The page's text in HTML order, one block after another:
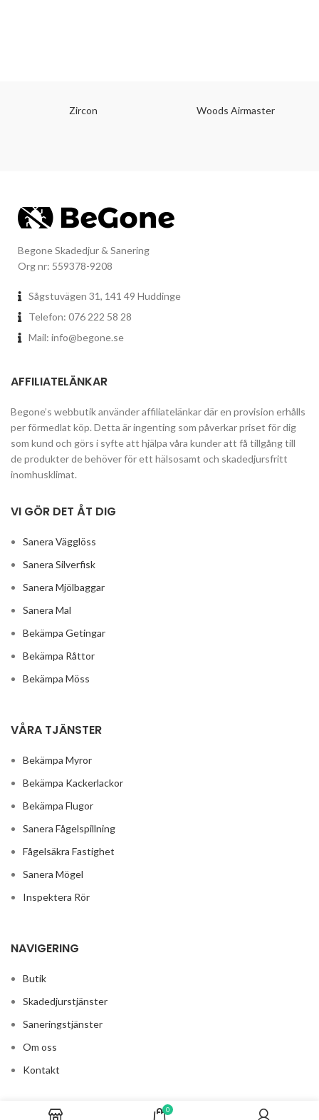
Zircon Woods Airmaster
Begone Skadedjur & Sanering
Org nr: 559378-9208
Sågstuvägen 31, 141 49 Huddinge
Telefon: 076 222 58 28
Mail: info@begone.se
AFFILIATELÄNKAR
Begone’s webbutik använder affiliatelänkar där en provision erhålls
per förmedlat köp. Detta är ingenting som påverkar priset för dig
som kund och görs i syfte att hjälpa våra kunder att få tillgång till
de produkter de behöver för ett hälsosamt och skadedjursfritt
inomhusklimat.
VI GÖR DET ÅT DIG
Sanera Vägglöss
Sanera Silverfisk
Sanera Mjölbaggar
Sanera Mal
Bekämpa Getingar
Bekämpa Råttor
Bekämpa Möss
VÅRA TJÄNSTER
Bekämpa Myror
Bekämpa Kackerlackor
Bekämpa Flugor
Sanera Fågelspillning
Fågelsäkra Fastighet
Sanera Mögel
Inspektera Rör
NAVIGERING
Butik
Skadedjurstjänster
Saneringstjänster
Om oss
Kontakt
0